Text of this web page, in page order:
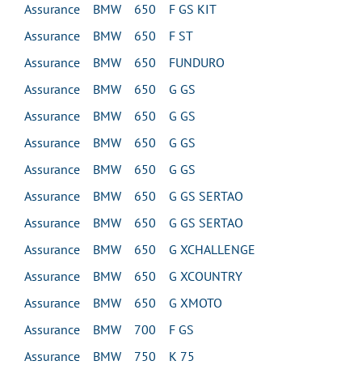
Assurance BMW 650 F GS KIT
Assurance BMW 650 F ST
Assurance BMW 650 FUNDURO
Assurance BMW 650 G GS
Assurance BMW 650 G GS
Assurance BMW 650 G GS
Assurance BMW 650 G GS
Assurance BMW 650 G GS SERTAO
Assurance BMW 650 G GS SERTAO
Assurance BMW 650 G XCHALLENGE
Assurance BMW 650 G XCOUNTRY
Assurance BMW 650 G XMOTO
Assurance BMW 700 F GS
Assurance BMW 750 K 75